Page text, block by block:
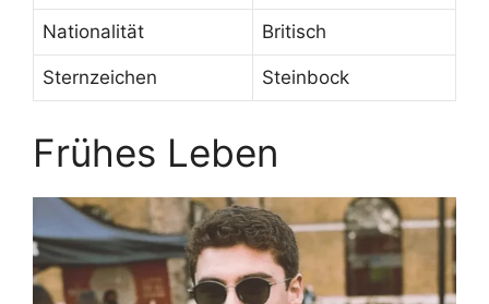
Nationalität Britisch
Sternzeichen Steinbock
Frühes Leben